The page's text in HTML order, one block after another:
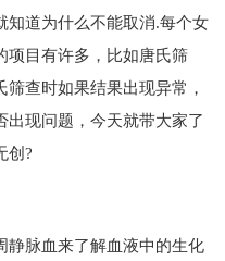
知道为什么不能取消.每个女
项目有许多，比如唐氏筛
查时如果结果出现异常，
出现问题，今天就带大家了
创?
静脉血来了解血液中的生化